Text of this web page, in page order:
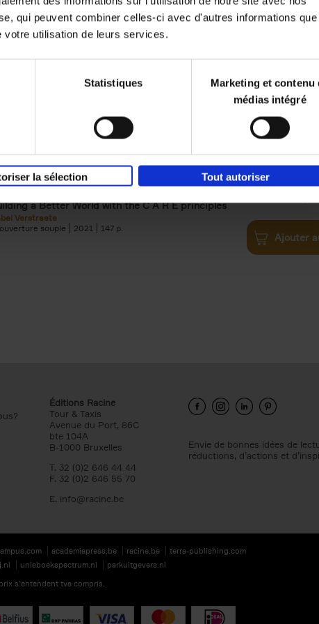
qui peuvent combiner celles-ci avec d'autres informations que
utilisation de leurs services.
Statistiques
Marketing et contenu
médias intégré
la sélection Tout autoriser
marketing like a PRO -
revised edition
Ajouter
Your Brand Care?
a Better World with the C A R E principles
Verstraete
souple
2021 147
€34,
Ajouter
Éditions Racine
Tour & Taxis
Avenue du Port, 86C
bte 104A
B-1000 Bruxelles
T. 32 (0)2 646 44 44
F. 32 (0)2 646 55 70
E. info@racine.be
Envie de bonnes idées de
réductions, d’actions et
academiapress.be racine.be
terra-publishing.com
unieboekspectrum.nl
parkuitgevers.nl
s’entendent tva compris.